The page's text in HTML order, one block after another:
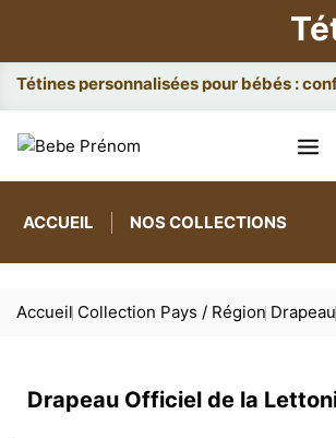
Attaches e
ACCUEIL NOS COLLECTIONS
Accueil Collection Pays / Région Drapeau
Drapeau Officiel de la